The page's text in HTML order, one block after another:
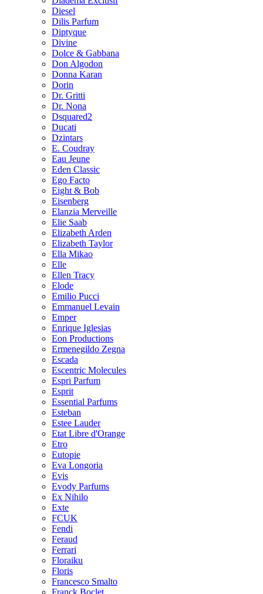
Diesel
Dilis Parfum
Diptyque
Divine
Dolce & Gabbana
Don Algodon
Donna Karan
Dorin
Dr. Gritti
Dr. Nona
Dsquared2
Ducati
Dzintars
E. Coudray
Eau Jeune
Eden Classic
Ego Facto
Eight & Bob
Eisenberg
Elanzia Merveille
Elie Saab
Elizabeth Arden
Elizabeth Taylor
Ella Mikao
Elle
Ellen Tracy
Elode
Emilio Pucci
Emmanuel Levain
Emper
Enrique Iglesias
Eon Productions
Ermenegildo Zegna
Escada
Escentric Molecules
Espri Parfum
Esprit
Essential Parfums
Esteban
Estee Lauder
Etat Libre d'Orange
Etro
Eutopie
Eva Longoria
Evis
Evody Parfums
Ex Nihilo
Exte
FCUK
Fendi
Feraud
Ferrari
Floraiku
Floris
Francesco Smalto
Franck Boclet